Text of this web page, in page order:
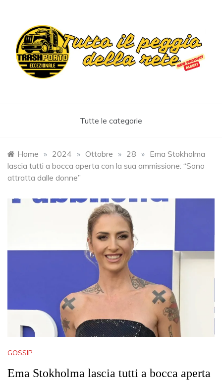
content
Tutte le categorie
Home » 2024 » Ottobre » 28 » Ema Stokholma
lascia tutti a bocca aperta con la sua ammissione: “Sono
attratta dalle donne”
GOSSIP
Ema Stokholma lascia tutti a bocca aperta